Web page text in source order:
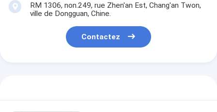
RM 1306, non.249, rue Zhen'an Est, Chang'an Twon,
ville de Dongguan, Chine.
Contactez